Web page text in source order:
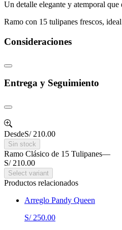
Un detalle elegante y atemporal que
Ramo con 15 tulipanes frescos,
Consideraciones
Entrega y Seguimiento
DesdeS/ 210.00
Sin stock
Ramo Clásico de 15 Tulipanes—
S/ 210.00
Select variant
Productos relacionados
Arreglo Pandy Queen
S/ 250.00